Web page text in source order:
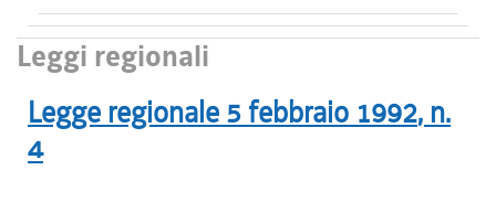
Leggi regionali
Legge regionale 5 febbraio 1992, n.
4